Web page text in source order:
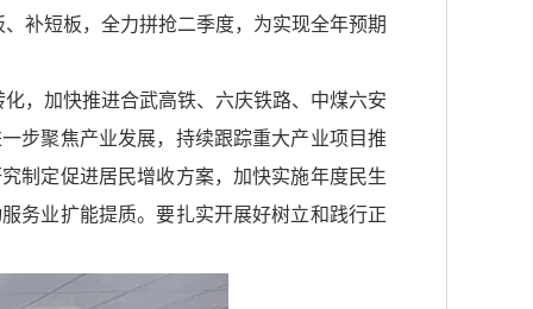
补短板，全力拼抢二季度，为实现全年预期
，加快推进合武高铁、六庆铁路、中煤六安
步聚焦产业发展，持续跟踪重大产业项目推
制定促进居民增收方案，加快实施年度民生
务业扩能提质。要扎实开展好树立和践行正